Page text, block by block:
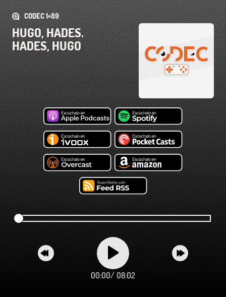
CODEC 1×89
HUGO, HADES.
HADES, HUGO
00:00/ 08:02